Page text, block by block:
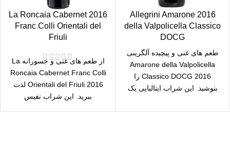
2016 Allegrini Amarone
della Valpolicella Classico
DOCG
طعم های غنی و پیچیده آلگرینی
Amarone della Valpolicella
Classico DOCG 2016 را
بنوشید. این شراب ایتالیایی یک
2016 La Roncaia Cabernet
Franc Colli Orientali del
Friuli
از طعم های غنی و جسورانه La
Roncaia Cabernet Franc Colli
Orientali del Friuli 2016 لذت
ببرید. این شراب نفیس